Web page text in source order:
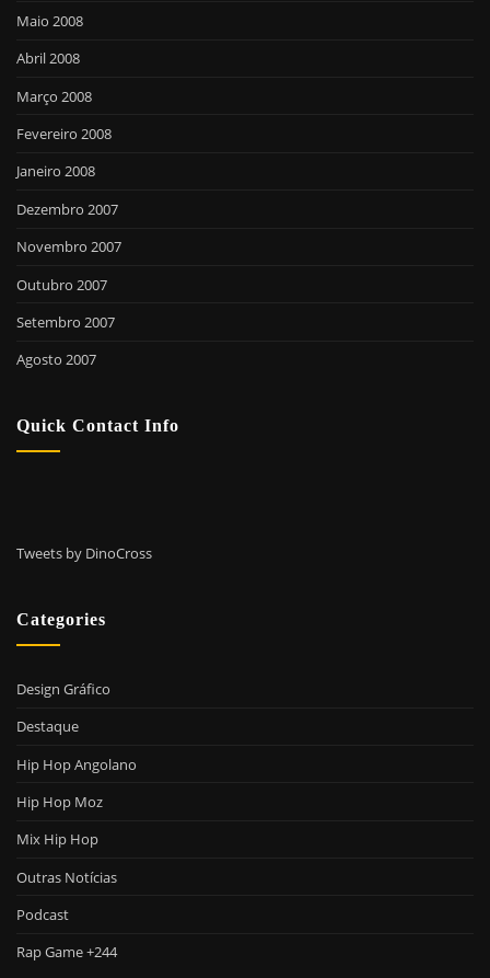
Maio 2008
Abril 2008
Março 2008
Fevereiro 2008
Janeiro 2008
Dezembro 2007
Novembro 2007
Outubro 2007
Setembro 2007
Agosto 2007
Quick Contact Info
Tweets by DinoCross
Categories
Design Gráfico
Destaque
Hip Hop Angolano
Hip Hop Moz
Mix Hip Hop
Outras Notícias
Podcast
Rap Game +244